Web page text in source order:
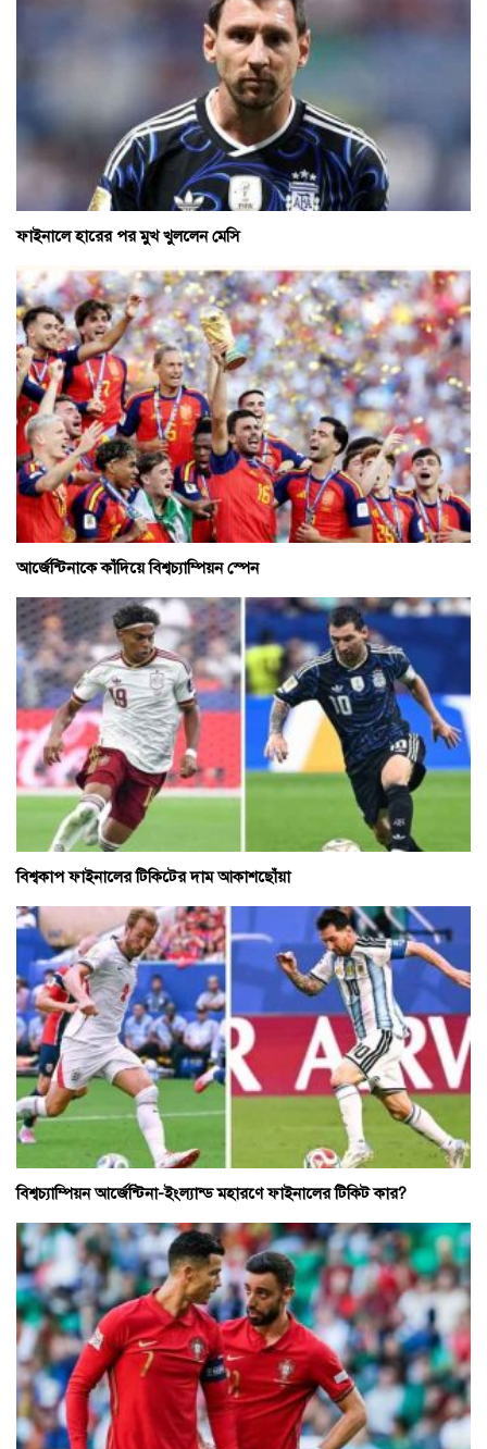
ফাইনালে হারের পর মুখ খুললেন মেসি
আর্জেন্টিনাকে কাঁদিয়ে বিশ্বচ্যাম্পিয়ন স্পেন
বিশ্বকাপ ফাইনালের টিকিটের দাম আকাশছোঁয়া
বিশ্বচ্যাম্পিয়ন আর্জেন্টিনা-ইংল্যান্ড মহারণে ফাইনালের টিকিট কার?